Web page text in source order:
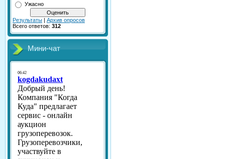
Ужасно
Результаты | Архив опросов
Всего ответов: 312
Мини-чат